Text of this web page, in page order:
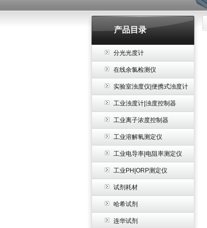
产品目录
分光光度计
在线余氯检测仪
实验室浊度仪|便携式浊度计
工业浊度计|浊度控制器
工业离子浓度控制器
工业溶解氧测定仪
工业电导率|电阻率测定仪
工业PH|ORP测定仪
试剂耗材
哈希试剂
连华试剂